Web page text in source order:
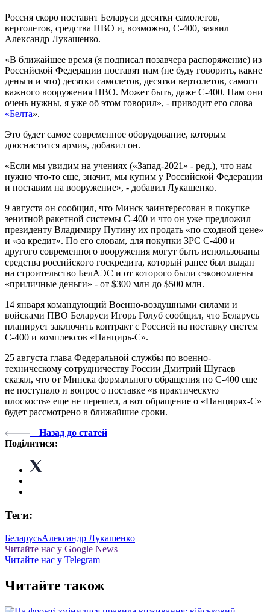
Россия скоро поставит Беларуси десятки самолетов,
вертолетов, средства ПВО и, возможно, С-400, заявил
Александр Лукашенко.
«В ближайшее время (я подписал позавчера распоряжение) из
Российской Федерации поставят нам (не буду говорить, какие
деньги и что) десятки самолетов, десятки вертолетов, самого
важного вооружения ПВО. Может быть, даже C-400. Нам они
очень нужны, я уже об этом говорил», - приводит его слова
«Белта».
Это будет самое современное оборудование, которым
дооснастится армия, добавил он.
«Если мы увидим на учениях («Запад-2021» - ред.), что нам
нужно что-то еще, значит, мы купим у Российской Федерации
и поставим на вооружение», - добавил Лукашенко.
9 августа он сообщил, что Минск заинтересован в покупке
зенитной ракетной системы С-400 и что он уже предложил
президенту Владимиру Путину их продать «по сходной цене»
и «за кредит». По его словам, для покупки ЗРС С-400 и
другого современного вооружения могут быть использованы
средства российского госкредита, который ранее был выдан
на строительство БелАЭС и от которого были сэкономлены
«приличные деньги» - от $300 млн до $500 млн.
14 января командующий Военно-воздушными силами и
войсками ПВО Беларуси Игорь Голуб сообщил, что Беларусь
планирует заключить контракт с Россией на поставку систем
С-400 и комплексов «Панцирь-С».
25 августа глава Федеральной службы по военно-
техническому сотрудничеству России Дмитрий Шугаев
сказал, что от Минска формального обращения по С-400 еще
не поступало и вопрос о поставке «в практическую
плоскость» еще не перешел, а вот обращение о «Панцирях-С»
будет рассмотрено в ближайшие сроки.
Назад до статей
Поділитися:
Теги:
БеларусьАлександр Лукашенко
Читайте нас у Google News
Читайте нас у Telegram
Читайте також